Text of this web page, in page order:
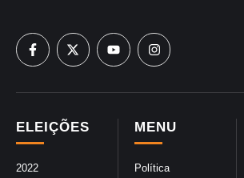
MENU
Política
ELEIÇÕES
2022